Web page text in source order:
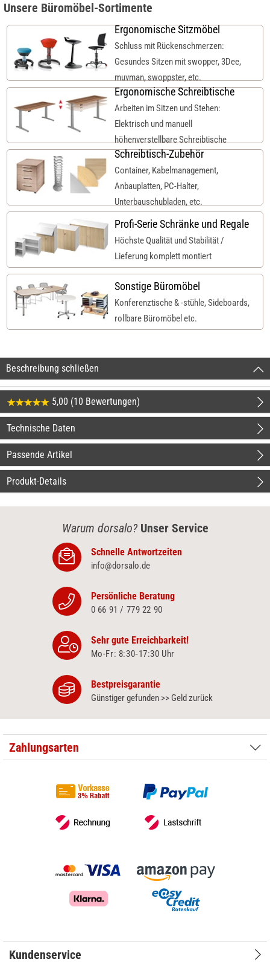
Unsere Büromöbel-Sortimente
Ergonomische Sitzmöbel
Schluss mit Rückenschmerzen:
Gesundes Sitzen mit swopper, 3Dee,
muvman, swoppster, etc.
Ergonomische Schreibtische
Arbeiten im Sitzen und Stehen:
Elektrisch und manuell
höhenverstellbare Schreibtische
Schreibtisch-Zubehör
Container, Kabelmanagement,
Anbauplatten, PC-Halter,
Unterbauschubladen, etc.
Profi-Serie Schränke und Regale
Höchste Qualität und Stabilität /
Lieferung komplett montiert
Sonstige Büromöbel
Konferenztische & -stühle, Sideboards,
rollbare Büromöbel etc.
Beschreibung schließen
5,00 (10 Bewertungen)
Technische Daten
Passende Artikel
Produkt-Details
Warum dorsalo? Unser Service
Schnelle Antwortzeiten
info@dorsalo.de
Persönliche Beratung
0 66 91 / 779 22 90
Sehr gute Erreichbarkeit!
Mo-Fr: 8:30‑17:30 Uhr
Bestpreisgarantie
Günstiger gefunden >> Geld zurück
Zahlungsarten
Kundenservice